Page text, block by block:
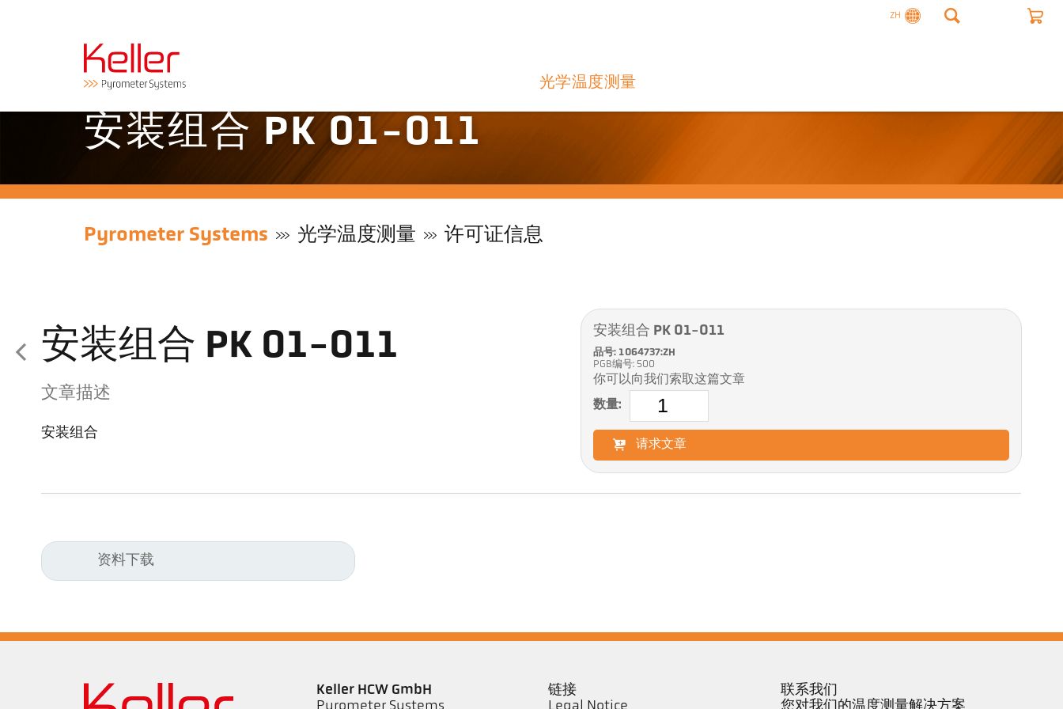
ZH
光学温度测量
安装组合 PK 01-011
Pyrometer Systems 光学温度测量 许可证信息
安装组合 PK 01-011
文章描述
安装组合
安装组合 PK 01-011
品号: 1064737:ZH
PGB编号: 500
你可以向我们索取这篇文章
数量:
请求文章
资料下载
Keller HCW GmbH
链接
联系我们